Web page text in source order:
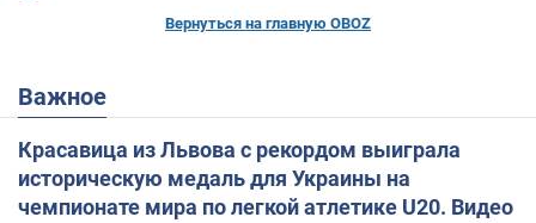
Вернуться на главную OBOZ
Важное
Красавица из Львова с рекордом выиграла
историческую медаль для Украины на
чемпионате мира по легкой атлетике U20. Видео